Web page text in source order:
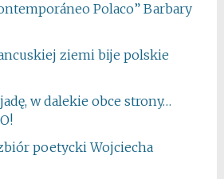
Polaco” Barbary
ziemi bije polskie
w dalekie obce strony…
poetycki Wojciecha